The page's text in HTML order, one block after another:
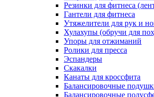
Резинки для фитнеса
Гантели для фитнеса
Утяжелители для рук и
Хулахупы (обручи для
Упоры для отжиманий
Ролики для пресса
Эспандеры
Скакалки
Канаты для кроссфита
Балансировочные
Балансировочные